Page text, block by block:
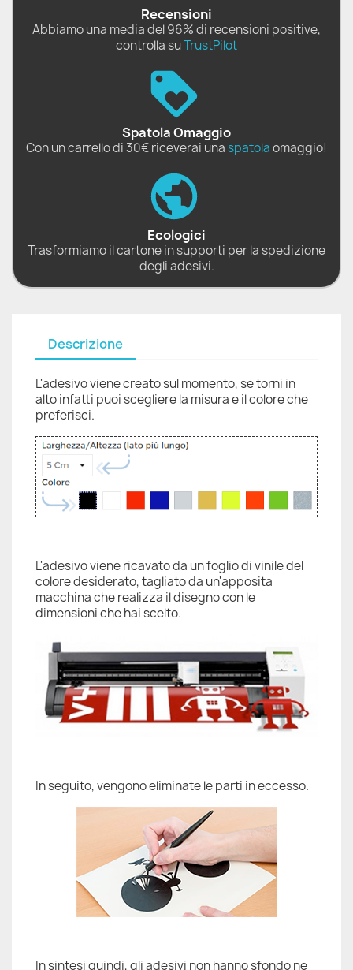
Recensioni
Abbiamo una media del 96% di recensioni positive,
controlla suTrustPilot
Spatola Omaggio
Con un carrello di 30€ riceverai una spatolaomaggio!
Ecologici
Trasformiamo il cartone in supporti per la spedizione
degli adesivi.
Descrizione
L'adesivo viene creato sul momento, se torni in
alto infatti puoi scegliere la misura e il colore che
preferisci.
L'adesivo viene ricavato da un foglio di vinile del
colore desiderato, tagliato da un'apposita
macchina che realizza il disegno con le
dimensioni che hai scelto.
In seguito, vengono eliminate le parti in eccesso.
In sintesi quindi, gli adesivi non hanno sfondo ne